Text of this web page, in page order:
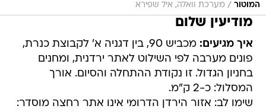
המוטור / מערכת וואלה, איל שפירא
מודיעין שלום
איך מגיעים:
מכביש 90, בין דגניה א' לקבוצת כנרת,
פונים מערבה לפי השילוט לאתר ירדנית, ומחנים
בחניון הגדול. זו נקודת ההתחלה והסיום. אורך
המסלול: כ-2 ק"מ.
שימו לב: אזור הירדן הדרומי אינו אתר רחצה מוסדר: